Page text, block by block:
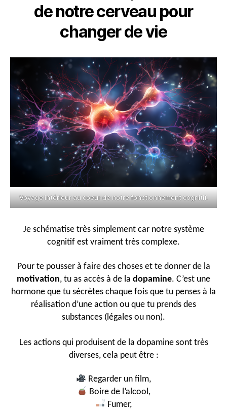
de notre cerveau pour
changer de vie
Voyage intérieur au coeur de notre fonctionnement cognitif.
Je schématise très simplement car notre système
cognitif est vraiment très complexe.
Pour te pousser à faire des choses et te donner de la
motivation, tu as accès à de la dopamine. C’est une
hormone que tu sécrètes chaque fois que tu penses à la
réalisation d’une action ou que tu prends des
substances (légales ou non).
Les actions qui produisent de la dopamine sont très
diverses, cela peut être :
Regarder un film,
Boire de l’alcool,
Fumer,